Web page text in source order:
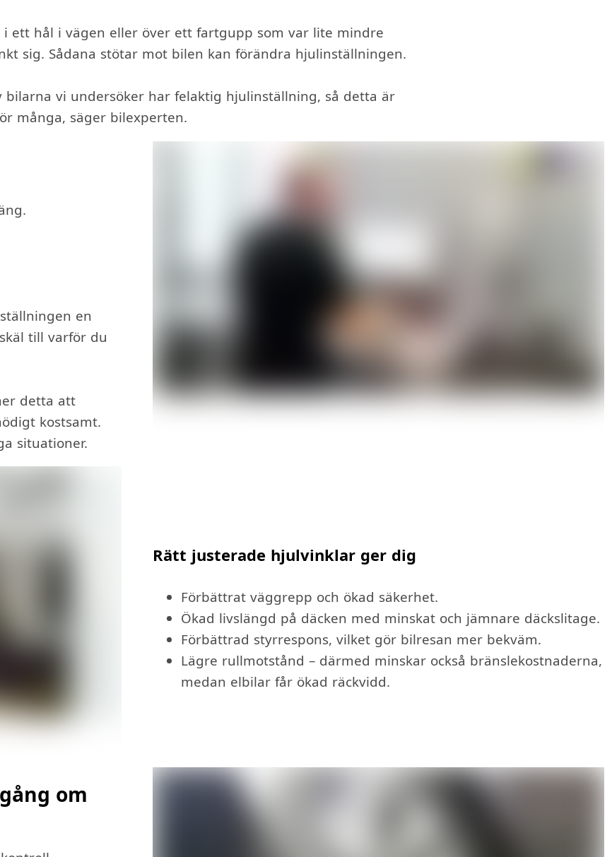
ett hål i vägen eller över ett fartgupp som var lite mindre
sig. Sådana stötar mot bilen kan förändra hjulinställningen.
bilarna vi undersöker har felaktig hjulinställning, så detta är
många, säger bilexperten.
en
till varför du
detta att
kostsamt.
situationer.
Rätt justerade hjulvinklar ger dig
Förbättrat väggrepp och ökad säkerhet.
Ökad livslängd på däcken med minskat och jämnare däckslitage.
Förbättrad styrrespons, vilket gör bilresan mer bekväm.
Lägre rullmotstånd – därmed minskar också bränslekostnaderna,
medan elbilar får ökad räckvidd.
om